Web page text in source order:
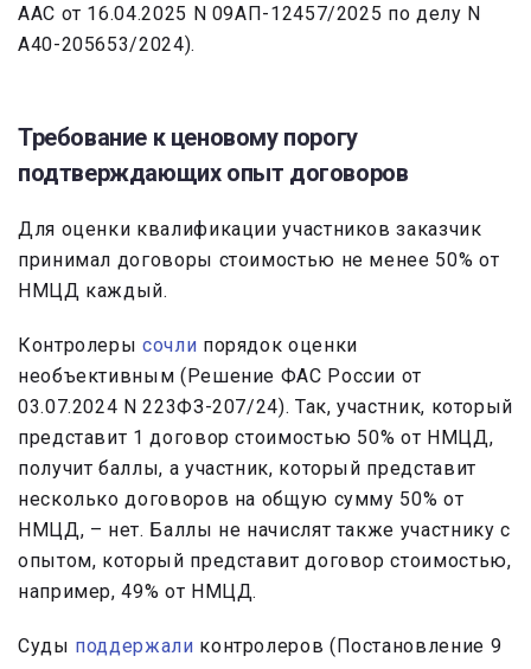
ААС от 16.04.2025 N 09АП-12457/2025 по делу N
А40-205653/2024).
Требование к ценовому порогу
подтверждающих опыт договоров
Для оценки квалификации участников заказчик
принимал договоры стоимостью не менее 50% от
НМЦД каждый.
Контролерысочли порядок оценки
необъективным (Решение ФАС России от
03.07.2024 N 223ФЗ-207/24). Так, участник, который
представит 1 договор стоимостью 50% от НМЦД,
получит баллы, а участник, который представит
несколько договоров на общую сумму 50% от
НМЦД, – нет. Баллы не начислят также участнику с
опытом, который представит договор стоимостью,
например, 49% от НМЦД.
Суды поддержали контролеров (Постановление 9